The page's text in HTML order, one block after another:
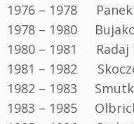
1976 – 1978
1978 – 1980
1980 – 1981
Radaj
1981 – 1982
1982 – 1983
1983 – 1985